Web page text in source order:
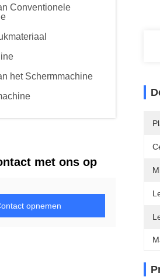
Conventionele
het Schermmachine
met ons op
opnemen